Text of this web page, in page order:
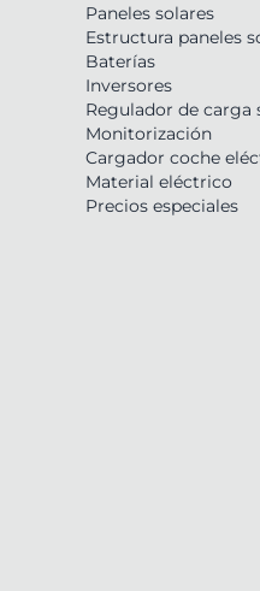
Paneles solares
Estructura paneles
Baterías
Inversores
Regulador de carga
Monitorización
Cargador coche
Material eléctrico
Precios especiales